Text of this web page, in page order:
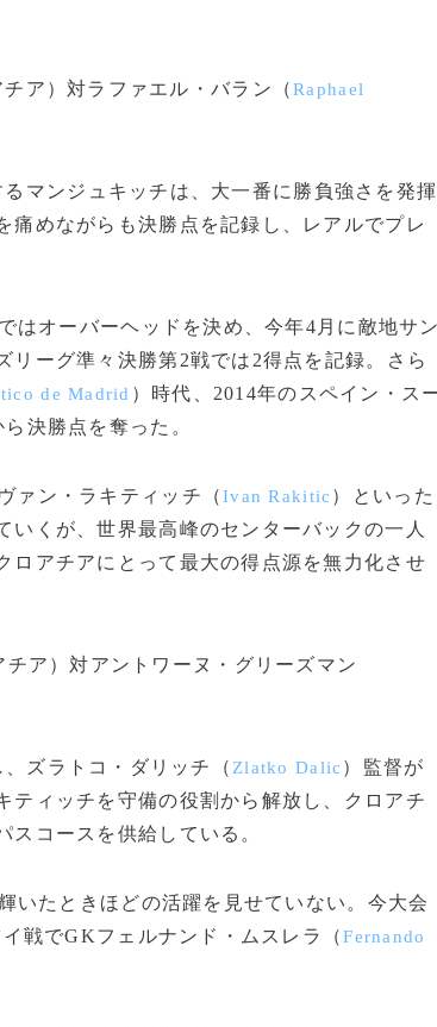
チア）対ラファエル・バラン（Raphael
るマンジュキッチは、大一番に勝負強さを発揮
めながらも決勝点を記録し、レアルでプレ
オーバーヘッドを決め、今年4月に敵地サ
ーグ準々決勝第2戦では2得点を記録。さら
de Madrid ）時代、2014年のスペイン・ス
決勝点を奪った。
ァン・ラキティッチ（Ivan Rakitic ）といった
くが、世界最高峰のセンターバックの一人
ロアチアにとって最大の得点源を無力化させ
チア）対アントワーヌ・グリーズマン
、ズラトコ・ダリッチ（ Zlatko Dalic ）監督が
ティッチを守備の役割から解放し、クロアチ
コースを供給している。
たときほどの活躍を見せていない。今大会
戦でGKフェルナンド・ムスレラ（Fernando